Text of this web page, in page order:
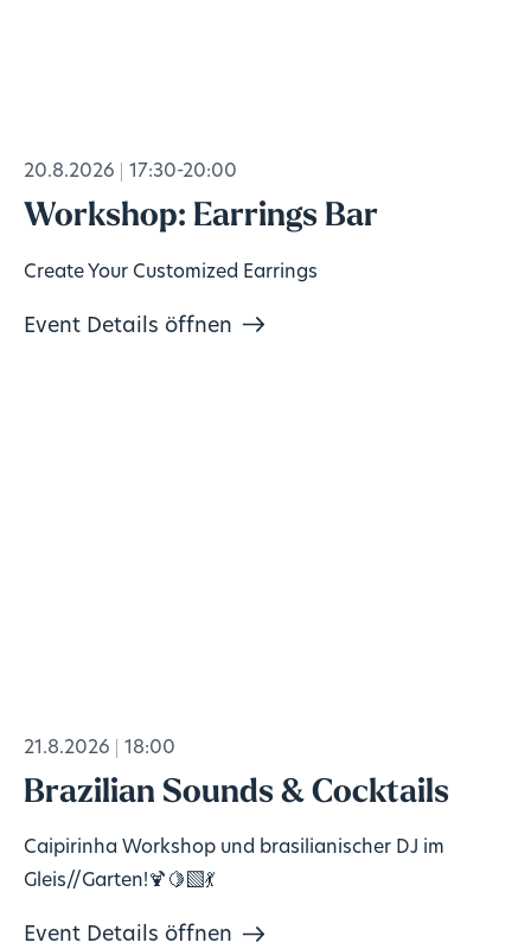
20.8.2026 17:30-20:00
Workshop: Earrings Bar
Create Your Customized Earrings
Event Details öffnen
21.8.2026 18:00
Brazilian Sounds & Cocktails
Caipirinha Workshop und brasilianischer DJ im
Gleis//Garten!🍹🍋‍🟩💃
Event Details öffnen